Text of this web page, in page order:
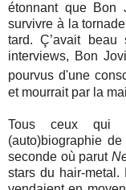
étonnant que
survivre à la tornade
tard. Ç’avait
interviews, Bon
pourvus d'une
et mourrait par la
Tous ceux qui
(auto)biographie
seconde où parut
stars du hair-